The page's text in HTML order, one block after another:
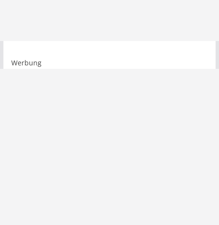
Werbung